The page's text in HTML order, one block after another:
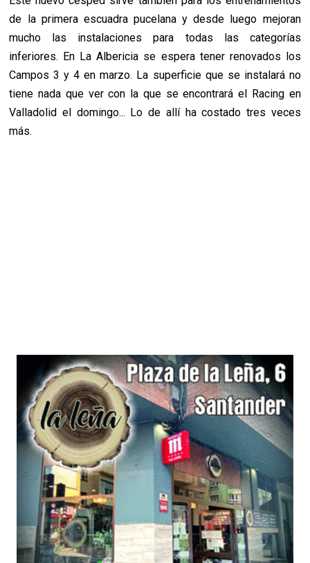
de la primera escuadra pucelana y desde luego mejoran
mucho las instalaciones para todas las categorías
inferiores. En La Albericia se espera tener renovados los
Campos 3 y 4 en marzo. La superficie que se instalará no
tiene nada que ver con la que se encontrará el Racing en
Valladolid el domingo... Lo de allí ha costado tres veces
más.